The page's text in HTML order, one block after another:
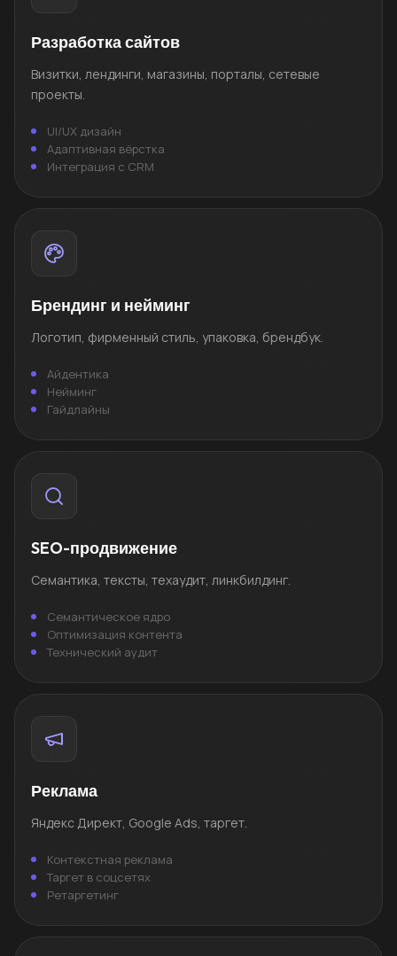
Разработка сайтов
Визитки, лендинги, магазины, порталы, сетевые
проекты.
UI/UX дизайн
Адаптивная вёрстка
Интеграция с CRM
Брендинг и нейминг
Логотип, фирменный стиль, упаковка, брендбук.
Айдентика
Нейминг
Гайдлайны
SEO-продвижение
Семантика, тексты, техаудит, линкбилдинг.
Семантическое ядро
Оптимизация контента
Технический аудит
Реклама
Яндекс Директ, Google Ads, таргет.
Контекстная реклама
Таргет в соцсетях
Ретаргетинг